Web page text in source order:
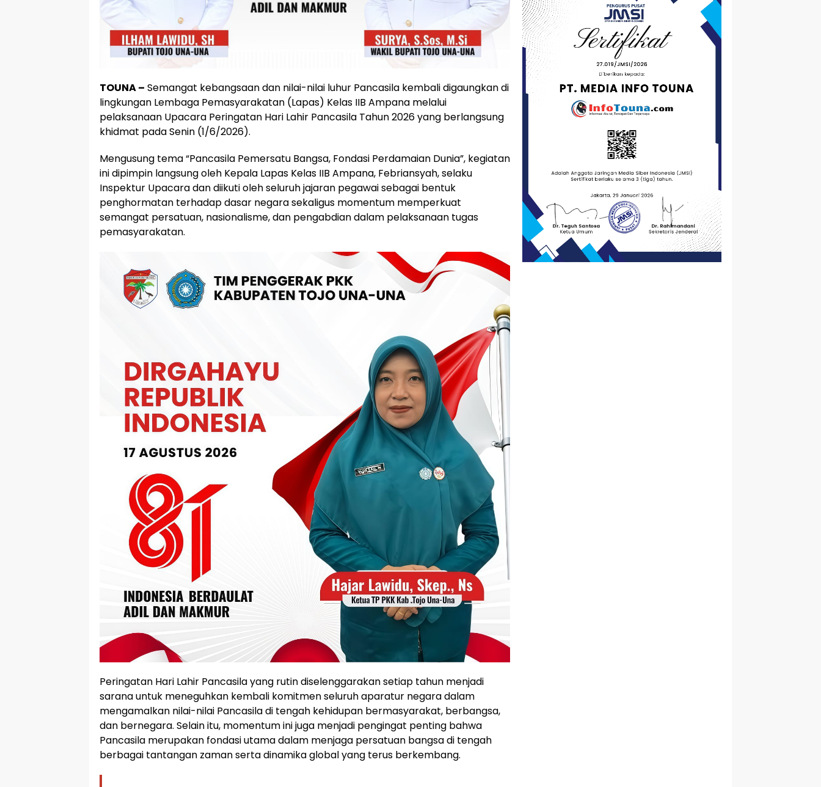
TOUNA – Semangat kebangsaan dan nilai-nilai luhur Pancasila kembali digaungkan di
lingkungan Lembaga Pemasyarakatan (Lapas) Kelas IIB Ampana melalui
pelaksanaan Upacara Peringatan Hari Lahir Pancasila Tahun 2026 yang berlangsung
khidmat pada Senin (1/6/2026).
Mengusung tema “Pancasila Pemersatu Bangsa, Fondasi Perdamaian Dunia”, kegiatan
ini dipimpin langsung oleh Kepala Lapas Kelas IIB Ampana, Febriansyah, selaku
Inspektur Upacara dan diikuti oleh seluruh jajaran pegawai sebagai bentuk
penghormatan terhadap dasar negara sekaligus momentum memperkuat
semangat persatuan, nasionalisme, dan pengabdian dalam pelaksanaan tugas
pemasyarakatan.
Peringatan Hari Lahir Pancasila yang rutin diselenggarakan setiap tahun menjadi
sarana untuk meneguhkan kembali komitmen seluruh aparatur negara dalam
mengamalkan nilai-nilai Pancasila di tengah kehidupan bermasyarakat, berbangsa,
dan bernegara. Selain itu, momentum ini juga menjadi pengingat penting bahwa
Pancasila merupakan fondasi utama dalam menjaga persatuan bangsa di tengah
berbagai tantangan zaman serta dinamika global yang terus berkembang.